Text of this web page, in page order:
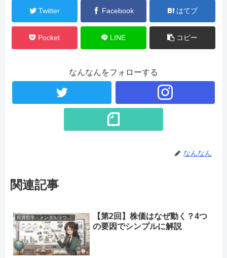
Twitter Facebook はてブ
Pocket LINE コピー
なんなんをフォローする
なんなん
関連記事
投資哲学・メンタルラウンジ
【第2回】株価はなぜ動く？4つ
の要因でシンプルに解説